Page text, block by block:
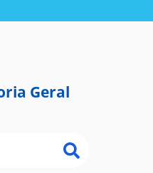
Geral